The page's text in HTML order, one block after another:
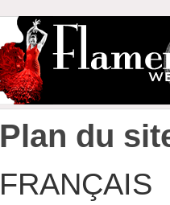
Plan du
FRANÇAIS